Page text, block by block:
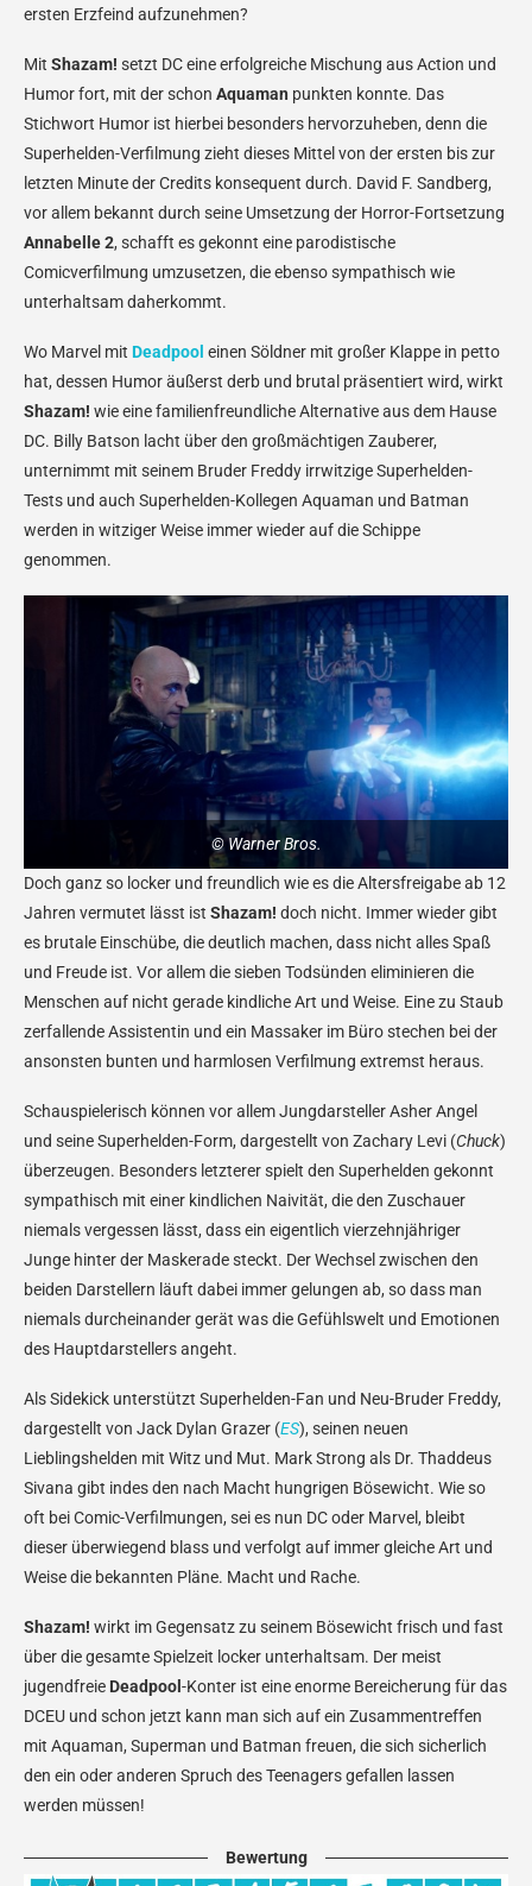
ersten Erzfeind aufzunehmen?
Mit Shazam! setzt DC eine erfolgreiche Mischung aus Action und
Humor fort, mit der schon Aquaman punkten konnte. Das
Stichwort Humor ist hierbei besonders hervorzuheben, denn die
Superhelden-Verfilmung zieht dieses Mittel von der ersten bis zur
letzten Minute der Credits konsequent durch. David F. Sandberg,
vor allem bekannt durch seine Umsetzung der Horror-Fortsetzung
Annabelle 2, schafft es gekonnt eine parodistische
Comicverfilmung umzusetzen, die ebenso sympathisch wie
unterhaltsam daherkommt.
Wo Marvel mit Deadpool einen Söldner mit großer Klappe in petto
hat, dessen Humor äußerst derb und brutal präsentiert wird, wirkt
Shazam! wie eine familienfreundliche Alternative aus dem Hause
DC. Billy Batson lacht über den großmächtigen Zauberer,
unternimmt mit seinem Bruder Freddy irrwitzige Superhelden-
Tests und auch Superhelden-Kollegen Aquaman und Batman
werden in witziger Weise immer wieder auf die Schippe
genommen.
© Warner Bros.
Doch ganz so locker und freundlich wie es die Altersfreigabe ab 12
Jahren vermutet lässt ist Shazam! doch nicht. Immer wieder gibt
es brutale Einschübe, die deutlich machen, dass nicht alles Spaß
und Freude ist. Vor allem die sieben Todsünden eliminieren die
Menschen auf nicht gerade kindliche Art und Weise. Eine zu Staub
zerfallende Assistentin und ein Massaker im Büro stechen bei der
ansonsten bunten und harmlosen Verfilmung extremst heraus.
Schauspielerisch können vor allem Jungdarsteller Asher Angel
und seine Superhelden-Form, dargestellt von Zachary Levi (Chuck)
überzeugen. Besonders letzterer spielt den Superhelden gekonnt
sympathisch mit einer kindlichen Naivität, die den Zuschauer
niemals vergessen lässt, dass ein eigentlich vierzehnjähriger
Junge hinter der Maskerade steckt. Der Wechsel zwischen den
beiden Darstellern läuft dabei immer gelungen ab, so dass man
niemals durcheinander gerät was die Gefühlswelt und Emotionen
des Hauptdarstellers angeht.
Als Sidekick unterstützt Superhelden-Fan und Neu-Bruder Freddy,
dargestellt von Jack Dylan Grazer (ES), seinen neuen
Lieblingshelden mit Witz und Mut. Mark Strong als Dr. Thaddeus
Sivana gibt indes den nach Macht hungrigen Bösewicht. Wie so
oft bei Comic-Verfilmungen, sei es nun DC oder Marvel, bleibt
dieser überwiegend blass und verfolgt auf immer gleiche Art und
Weise die bekannten Pläne. Macht und Rache.
Shazam! wirkt im Gegensatz zu seinem Bösewicht frisch und fast
über die gesamte Spielzeit locker unterhaltsam. Der meist
jugendfreie Deadpool -Konter ist eine enorme Bereicherung für das
DCEU und schon jetzt kann man sich auf ein Zusammentreffen
mit Aquaman, Superman und Batman freuen, die sich sicherlich
den ein oder anderen Spruch des Teenagers gefallen lassen
werden müssen!
Bewertung